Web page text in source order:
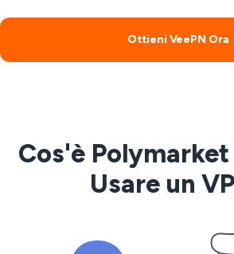
Ottieni VeePN Ora
Cos'è Polymarket
Usare un